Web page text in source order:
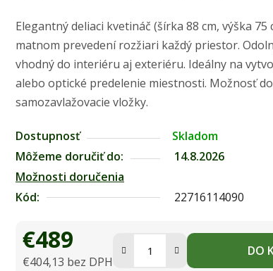
produktu
je
0,0
z
5
Elegantný deliaci kvetináč (šírka 88 cm, výška 75
matnom prevedení rozžiari každý priestor.
vhodný do interiéru aj exteriéru. Ideálny na
alebo optické predelenie miestnosti. Možnosť
samozavlažovacie vložky.
Dostupnosť
Skladom
Môžeme doručiť do:
14.8.2026
Možnosti doručenia
Kód:
22716114090
€489
€404,13 bez DPH
DO